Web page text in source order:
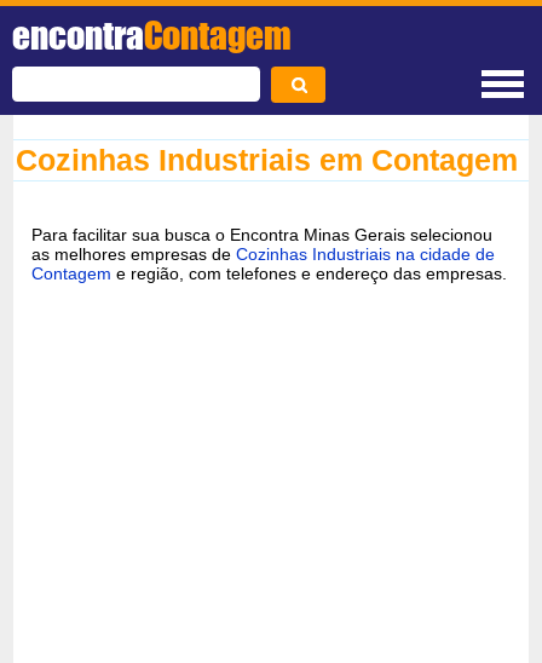
encontraContagem
Cozinhas Industriais em Contagem
Para facilitar sua busca o Encontra Minas Gerais selecionou
as melhores empresas deCozinhas Industriais na cidade de
Contagem e região, com telefones e endereço das empresas.